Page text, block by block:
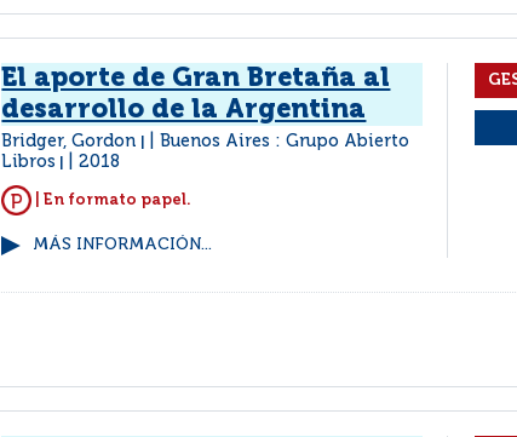
El aporte de Gran Bretaña al
desarrollo de la Argentina
Bridger, Gordon
Buenos Aires : Grupo Abierto
Libros
2018
| En formato papel.
MÁS INFORMACIÓN...